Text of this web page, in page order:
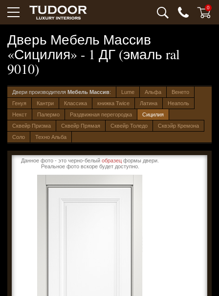
0
Дверь Мебель Массив
«Сицилия» - 1 ДГ (эмаль ral
9010)
Двери производителя Мебель Массив: Lume Альфа
Венето
Генуя
Кантри Классика книжка Twice Латина
Неаполь
Некст
Палермо Раздвижная перегородка
Сицилия
Сквейр Призма
Сквейр Прямая Сквейр Толедо
Сквэйр Кремона
Соло
Техно Альба
Данное фото - это черно-белый образец формы двери.
Реальное фото вскоре будет доступно.